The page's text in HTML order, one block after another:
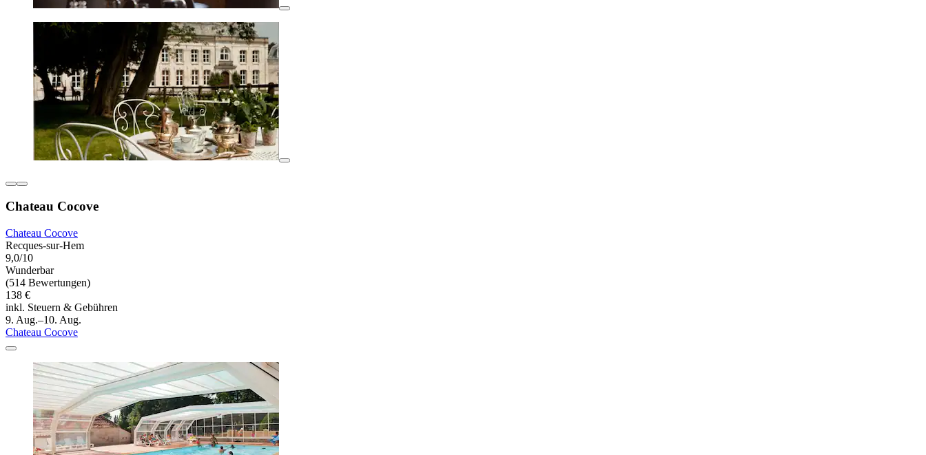
Chateau Cocove
Chateau Cocove
Recques-sur-Hem
9,0/10
Wunderbar
(514 Bewertungen)
138 €
inkl. Steuern & Gebühren
9. Aug.–10. Aug.
Chateau Cocove